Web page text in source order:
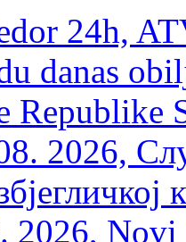
24h,
danas
Republike
2026,
2026, Novi